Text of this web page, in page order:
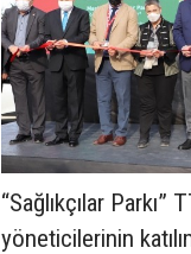
“Sağlıkçılar Parkı”
yöneticilerinin